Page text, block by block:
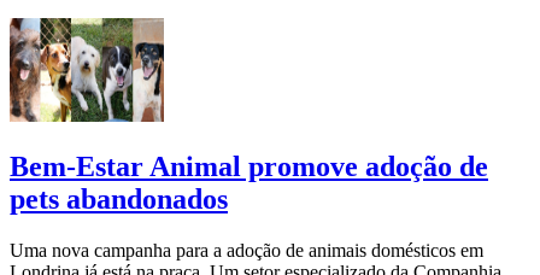
Bem-Estar Animal promove adoção de
pets abandonados
Uma nova campanha para a adoção de animais domésticos em